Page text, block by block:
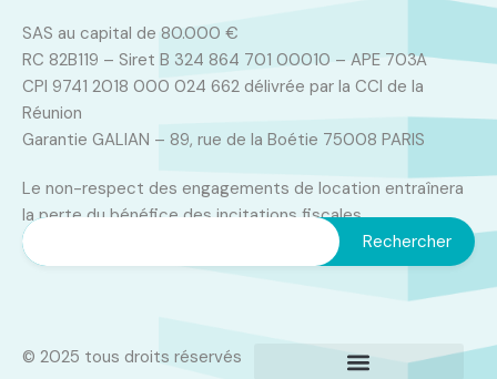
SAS au capital de 80.000 €
RC 82B119 – Siret B 324 864 701 00010 – APE 703A
CPI 9741 2018 000 024 662 délivrée par la CCI de la
Réunion
Garantie GALIAN – 89, rue de la Boétie 75008 PARIS
Le non-respect des engagements de location entraînera
la perte du bénéfice des incitations fiscales
© 2025 tous droits réservés